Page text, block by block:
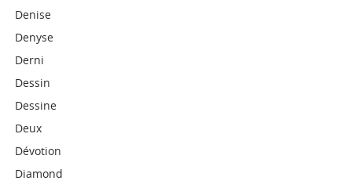
Denise
Denyse
Derni
Dessin
Dessine
Deux
Dévotion
Diamond